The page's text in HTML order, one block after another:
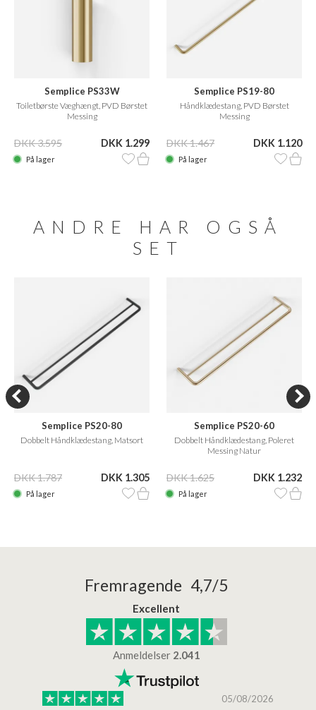
Semplice PS33W
Toiletbørste Væghængt, PVD Børstet
Messing
DKK 3.595 DKK 1.299
På lager
Semplice PS19-80
Håndklædestang, PVD Børstet
Messing
DKK 1.467 DKK 1.120
På lager
ANDRE HAR OGSÅ
SET
Semplice PS20-80
Dobbelt Håndklædestang, Matsort
DKK 1.787 DKK 1.305
På lager
Semplice PS20-60
Dobbelt Håndklædestang, Poleret
Messing Natur
DKK 1.625 DKK 1.232
På lager
Fremragende 4,7/5
Excellent
Anmeldelser 2.041
05/08/2026